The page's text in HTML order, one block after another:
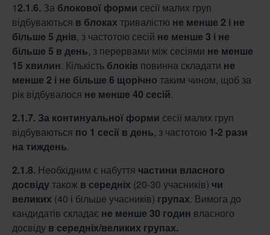
12.1.6. За блокової форми сесії малих груп
відбуваються в блокахтривалістю не менше 2 і не
більше 5 днів, з частотою сесій не менше 3 і не
більше 5 в день, з перервами між сесіями не менше
15 хвилин. Кількість блоків повинна складати не
менше 2 і не більше 6 щорічно таким чином, щоб за
рік відбувалося не менше 40 сесій.
2.1.7. За континуальної форми сесії малих груп
відбуваються по 1 сесії в день, з частотою 1-2 рази
на тиждень.
2.1.8. Необхідним є набуття частини власного
досвідутакож в середніх (20-30 учасників) чи
великих (40 і більше учасників) групах. Вимога до
кандидатів складає не менше 30 годин власного
досвіду в середніх/великих групах.